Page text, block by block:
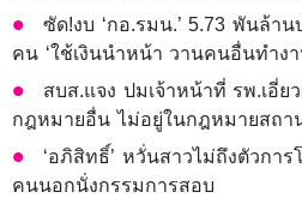
ซัด!งบ ‘กอ.รมน.’ 5.73 พันล้า
คน ‘ใช้เงินนำหน้า วานคนอื่นทำงา
สบส.แจง ปมเจ้าหน้าที่ รพ.เอี่ย
กฎหมายอื่น ไม่อยู่ในกฎหมายสถา
‘อภิสิทธิ์’ หวั่นสาวไม่ถึงตัวกา
คนนอกนั่งกรรมการสอบ